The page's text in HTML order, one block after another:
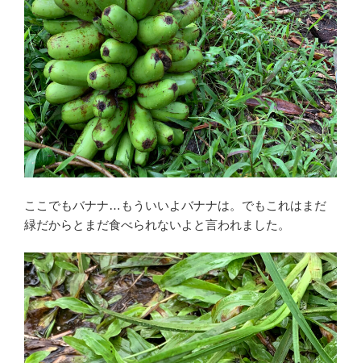
ここでもバナナ…もういいよバナナは。でもこれはまだ
緑だからとまだ食べられないよと言われました。